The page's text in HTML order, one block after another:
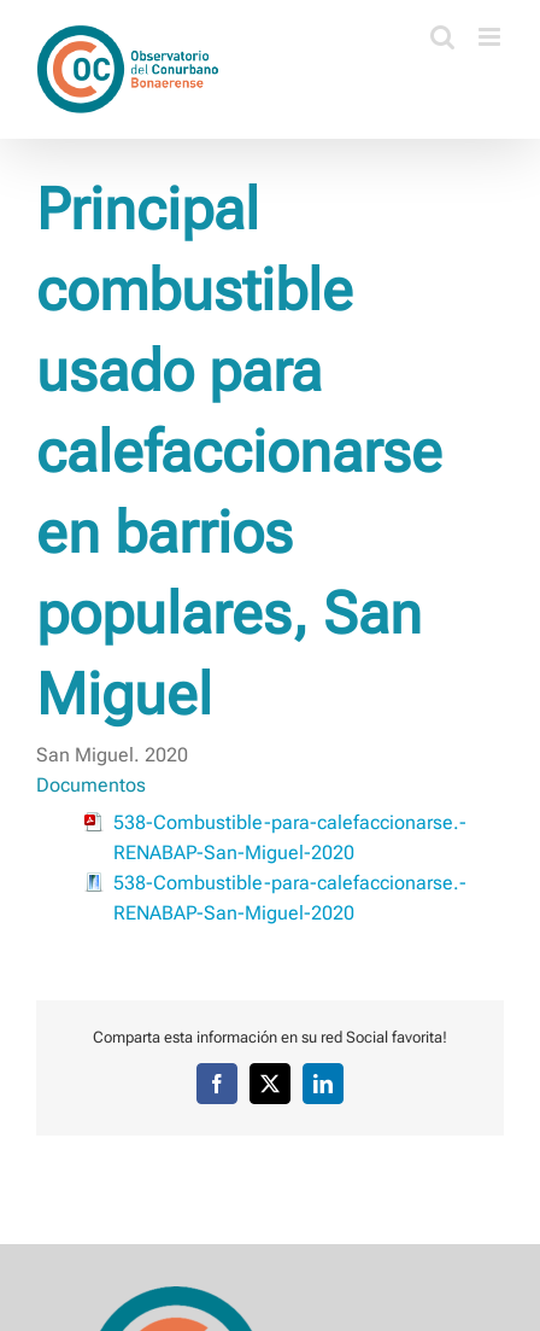
contenido
Principal
combustible
usado para
calefaccionarse
en barrios
populares, San
Miguel
San Miguel. 2020
Documentos
538-Combustible-para-calefaccionarse.-
RENABAP-San-Miguel-2020
538-Combustible-para-calefaccionarse.-
RENABAP-San-Miguel-2020
Comparta esta información en su red Social favorita!
Facebook
X LinkedIn